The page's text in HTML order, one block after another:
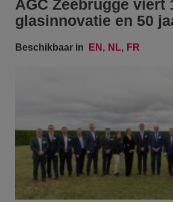
AGC Zeebrugge viert
glasinnovatie en 50
Beschikbaar in EN NL FR